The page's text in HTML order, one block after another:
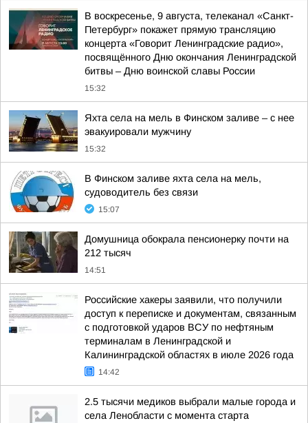
В воскресенье, 9 августа, телеканал «Санкт-
Петербург» покажет прямую трансляцию
концерта «Говорит Ленинградские радио»,
посвящённого Дню окончания Ленинградской
битвы – Дню воинской славы России
15:32
Яхта села на мель в Финском заливе – с нее
эвакуировали мужчину
15:32
В Финском заливе яхта села на мель,
судоводитель без связи
15:07
Домушница обокрала пенсионерку почти на
212 тысяч
14:51
Российские хакеры заявили, что получили
доступ к переписке и документам, связанным
с подготовкой ударов ВСУ по нефтяным
терминалам в Ленинградской и
Калининградской областях в июле 2026 года
14:42
2.5 тысячи медиков выбрали малые города и
села Ленобласти с момента старта